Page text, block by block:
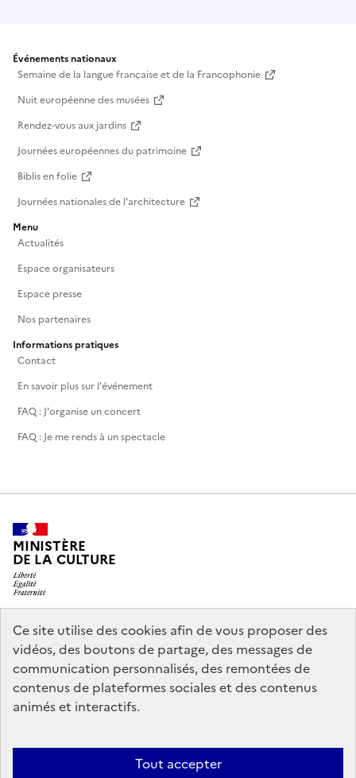
Ce site utilise des cookies afin de vous proposer des
vidéos, des boutons de partage, des messages de
communication personnalisés, des remontées de
contenus de plateformes sociales et des contenus
animés et interactifs.
Tout accepter
Événements nationaux
Semaine de la langue française et de la Francophonie
Nuit européenne des musées
Rendez-vous aux jardins
Journées européennes du patrimoine
Biblis en folie
Journées nationales de l'architecture
Menu
Actualités
Espace organisateurs
Espace presse
Nos partenaires
Informations pratiques
Contact
En savoir plus sur l'événement
FAQ : J'organise un concert
FAQ : Je me rends à un spectacle
MINISTÈRE
DE LA CULTURE
legifrance.gouv.fr
info.gouv.fr
service-public.gouv.fr
data.gouv.fr
Accessibilité : partiellement conforme
Politique générale de
Mentions légales